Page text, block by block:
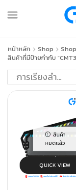
หน้าหลัก Shop
Shop
สินค้าที่มีป้ายกำกับ
สินค้า
หมดแล้ว
QUICK VIEW